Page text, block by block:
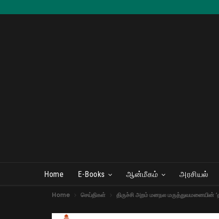
Home E-Books ஆன்மீகம் அரசியல்
Home செய்திகள் திருச்சி அறம் மனநல மருத்துவமனையின்